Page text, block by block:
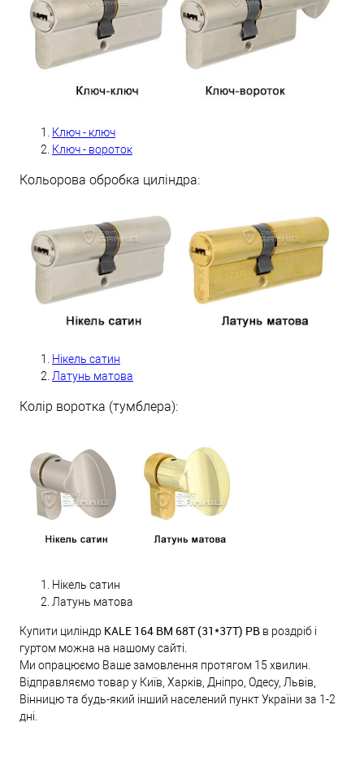
Ключ - ключ
Ключ - вороток
Кольорова обробка циліндра:
Нікель сатин
Латунь матова
Колір воротка (тумблера):
Нікель сатин
Латунь матова
Купити циліндр KALE 164 BM 68T (31*37T) PB в роздріб і
гуртом можна на нашому сайті.
Ми опрацюємо Ваше замовлення протягом 15 хвилин.
Відправляємо товар у Київ, Харків, Дніпро, Одесу, Львів,
Вінницю та будь-який інший населений пункт України за 1-2
дні.